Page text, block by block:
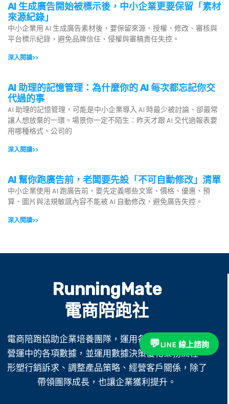
AI 生成廣告開始被標示後，中小企業更要保留「素材
來源紀錄」
中小企業用 AI 生成廣告素材後，要保留來源、授權、修改、審核與
平台標示紀錄，避免品牌信任、侵權與審稿責任失控。
深入閱讀>>
AI 助理的記憶管理：為什麼你的 AI 每次都忘記你交
代過的事
AI 助理的記憶管理，可能是中小企業導入 AI 時最少被討論、卻最常
讓人想放棄的一環。場景你一定不陌生：昨天才跟 AI 交代過報表要
用哪種格式、公司的
深入閱讀>>
AI 幫你跑廣告前，老闆要先設「不可自動修改」清單
中小企業使用 AI 跑廣告前，要先定義哪些文案、價格、優惠、預
算、圖片與法規敏感內容不能被 AI 自動修改，避免廣告失控。
深入閱讀>>
RunningMate
電商陪跑社
電商陪跑協助企業培養團隊，運用各種工具採集企業
營運中的各項數據，並運用數據決策優化業務流程、
形塑行銷訴求、調整產品策略、經營客戶關係，除了
帶領團隊成長，也讓企業獲利提升。
💬LINE 線上諮詢